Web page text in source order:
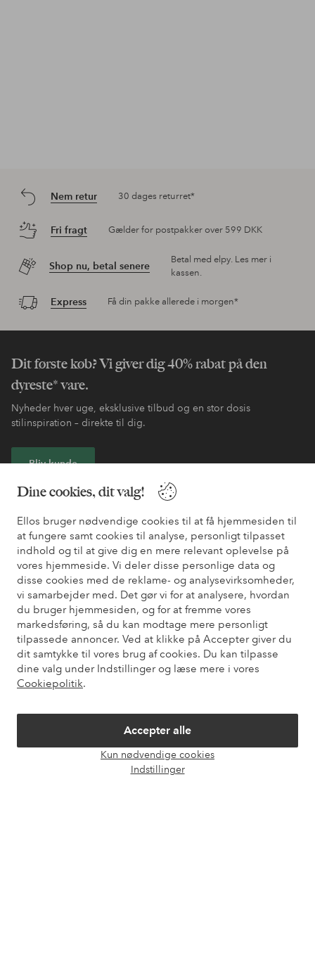
Dine cookies, dit valg!
Ellos bruger nødvendige cookies til at få hjemmesiden til
at fungere samt cookies til analyse, personligt tilpasset
indhold og til at give dig en mere relevant oplevelse på
vores hjemmeside. Vi deler disse personlige data og
disse cookies med de reklame- og analysevirksomheder,
vi samarbejder med. Det gør vi for at analysere, hvordan
du bruger hjemmesiden, og for at fremme vores
markedsføring, så du kan modtage mere personligt
tilpassede annoncer. Ved at klikke på Accepter giver du
dit samtykke til vores brug af cookies. Du kan tilpasse
dine valg under Indstillinger og læse mere i vores
Cookiepolitik.
Accepter alle
Kun nødvendige cookies
Indstillinger
Nem retur 30 dages returret*
Fri fragt Gælder for postpakker over 599 DKK
Shop nu, betal senere
Betal med elpy. Les mer i
kassen.
Express Få din pakke allerede i morgen*
Dit første køb? Vi giver dig 40% rabat på den
dyreste* vare.
Nyheder hver uge, eksklusive tilbud og en stor dosis
stilinspiration – direkte til dig.
Bliv kunde
* Se tilbudsbetingelser ved registrering
Har du brug for hjælp?
Du kan finde svar på de oftest stillede spørgsmål i vores FAQ.
Du kan også finde oplysninger om, hvordan du kontakter os.
Kundeservice Bestilling Betalingsmåde
Mine sider